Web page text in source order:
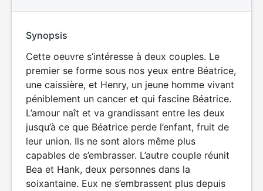
Synopsis
Cette oeuvre s’intéresse à deux couples. Le
premier se forme sous nos yeux entre Béatrice,
une caissière, et Henry, un jeune homme vivant
péniblement un cancer et qui fascine Béatrice.
L’amour naît et va grandissant entre les deux
jusqu’à ce que Béatrice perde l’enfant, fruit de
leur union. Ils ne sont alors même plus
capables de s’embrasser. L’autre couple réunit
Bea et Hank, deux personnes dans la
soixantaine. Eux ne s’embrassent plus depuis